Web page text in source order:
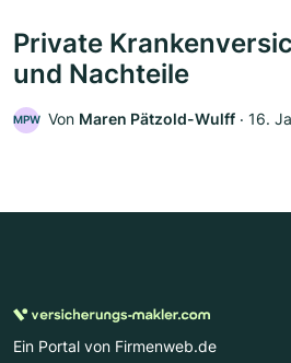
Private
und Nachteile
MPW Von Maren Pätzold-Wulff ‧ 16.
Ein Portal von Firmenweb.de